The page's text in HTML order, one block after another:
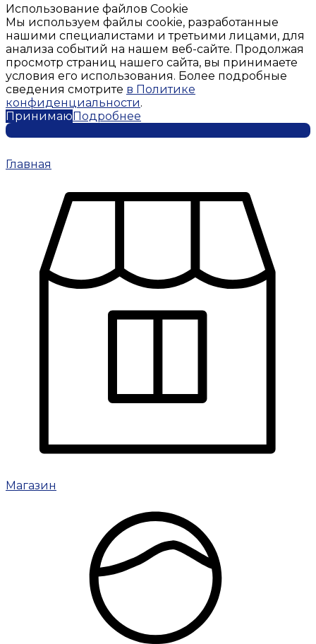
Использование файлов Cookie
Мы используем файлы cookie, разработанные
нашими специалистами и третьими лицами, для
анализа событий на нашем веб-сайте. Продолжая
просмотр страниц нашего сайта, вы принимаете
условия его использования. Более подробные
сведения смотрите в Политике
конфиденциальности.
ПринимаюПодробнее
Главная
Магазин